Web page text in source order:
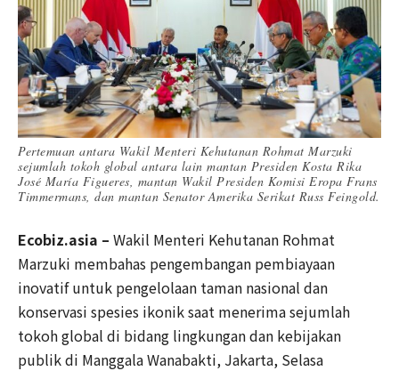
Pertemuan antara Wakil Menteri Kehutanan Rohmat Marzuki
sejumlah tokoh global antara lain mantan Presiden Kosta Rika
José María Figueres, mantan Wakil Presiden Komisi Eropa Frans
Timmermans, dan mantan Senator Amerika Serikat Russ Feingold.
Ecobiz.asia – Wakil Menteri Kehutanan Rohmat
Marzuki membahas pengembangan pembiayaan
inovatif untuk pengelolaan taman nasional dan
konservasi spesies ikonik saat menerima sejumlah
tokoh global di bidang lingkungan dan kebijakan
publik di Manggala Wanabakti, Jakarta, Selasa